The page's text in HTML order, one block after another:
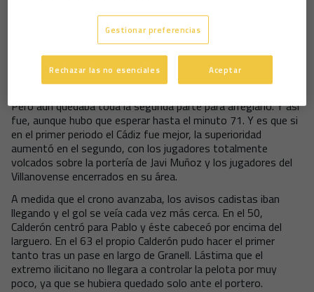
esférico, pero el portero despejó con los pies.
La posesión de balón y el control seguía siendo de los
amarillos, pero en los metros finales pecaron de imprecisión y
eso les llevó al descanso con el marcador inicial: 0-0.
Pero aún quedaba toda la segunda parte para arreglarlo. Y así
fue, aunque hubo que esperar hasta el minuto 71. Y es que si
en el primer periodo el Cádiz fue mejor, la superioridad
aumentó en el segundo, con los jugadores totalmente
volcados sobre la portería de Javi Muñoz y los jugadores del
Villanovense encerrados en su área.
A medida que el crono avanzaba, los avisos cadistas iban
llegando y el gol se veía cada vez más cerca. En el 50,
Calderón centró para Pablo y éste cabeceó por encima del
larguero. En el 63 el propio Calderón pudo hacer el primer
tanto tras un pase en largo de Granell. Lástima que el
extremo ilicitano no llegara a controlar la pelota por muy
poco, ya que se hubiera quedado solo ante el portero.
Gestionar preferencias
Rechazar las no esenciales Aceptar